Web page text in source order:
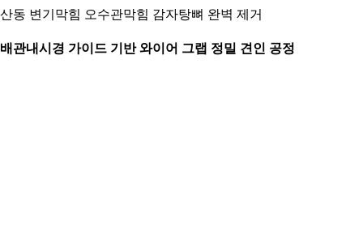
동 변기막힘 오수관막힘 감자탕뼈 완벽 제거
관내시경 가이드 기반 와이어 그랩 정밀 견인 공정